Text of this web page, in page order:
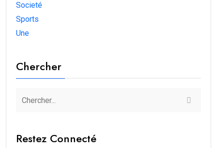
Societé
Sports
Une
Chercher
Restez Connecté